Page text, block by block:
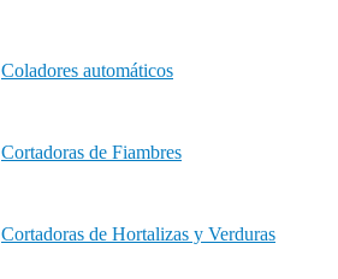
Coladores automáticos
Cortadoras de Fiambres
Cortadoras de Hortalizas y Verduras